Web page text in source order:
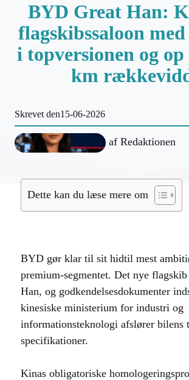
BYD Great Han:
flagskibssaloon
i topversionen og
km
Skrevet den15-06-2026
af Redaktionen
Dette kan du læse mere om
BYD gør klar til sit hidtil mest
premium-segmentet. Det nye
Han, og godkendelsesdokumenter
kinesiske ministerium for industri og
informationsteknologi afslører bilens
specifikationer.
Kinas obligatoriske